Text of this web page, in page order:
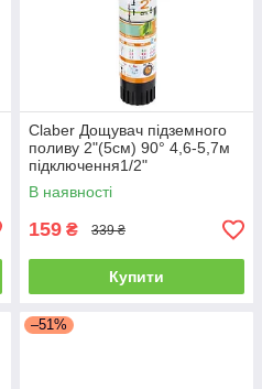
Claber Дощувач підземного
поливу 2"(5см) 90° 4,6-5,7м
підключення1/2"
В наявності
159 ₴ 339 ₴
Купити
–51%